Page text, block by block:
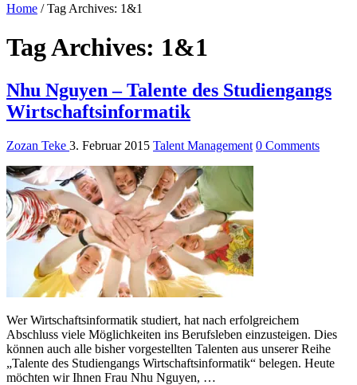
Home / Tag Archives: 1&1
Tag Archives: 1&1
Nhu Nguyen – Talente des Studiengangs
Wirtschaftsinformatik
Zozan Teke 3. Februar 2015 Talent Management 0 Comments
Wer Wirtschaftsinformatik studiert, hat nach erfolgreichem
Abschluss viele Möglichkeiten ins Berufsleben einzusteigen. Dies
können auch alle bisher vorgestellten Talenten aus unserer Reihe
„Talente des Studiengangs Wirtschaftsinformatik“ belegen. Heute
möchten wir Ihnen Frau Nhu Nguyen, …